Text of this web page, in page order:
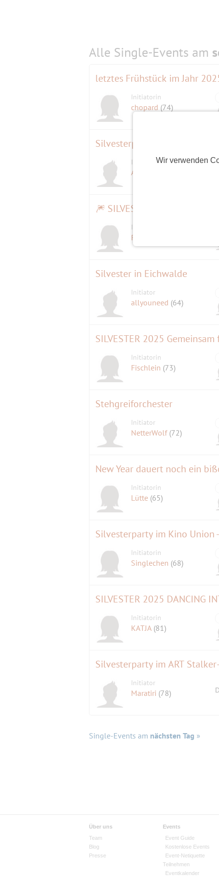
Wir verwenden
Alle Single-Events am
letztes Frühstück im Jahr
Initiatorin
chopard (74)
Silvesterparty mit Berlin Beat
Initiator
Abix
Initiatorin
Roma
Silvester in Eichwalde
Initiator
allyouneed (64)
SILVESTER 2025 Gemeinsam
Initiatorin
Fischlein (73)
Stehgreiforchester
Initiator
NetterWolf (72)
New Year dauert noch ein
Initiatorin
Lütte (65)
Silvesterparty im Kino Union -
Initiatorin
Singlechen (68)
SILVESTER 2025 DANCING
Initiatorin
KATJA (81)
Silvesterparty im ART
Initiator
Maratiri (78)
Single-Events am nächsten Tag »
Über uns
Team
Blog
Presse
Events
Event Guide
Kostenlose Events
Event-Netiquette
Teilnehmen
Eventkalender